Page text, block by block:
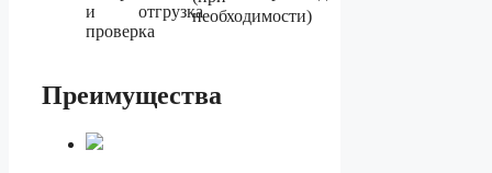
и
проверка
отгрузканеобходимости)
Преимущества